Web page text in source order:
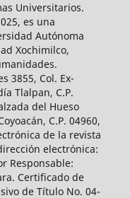
Universitarios.
es una
Autónoma
Xochimilco,
3855, Col. Ex-
Tlalpan, C.P.
del Hueso
C.P. 04960,
de la revista
electrónica:
Responsable:
Certificado de
de Título No. 04-